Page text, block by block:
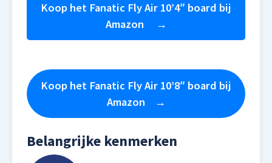
Koop het Fanatic Fly Air 10’4″ board bij
Amazon
Koop het Fanatic Fly Air 10’8″ board bij
Amazon
Belangrijke kenmerken